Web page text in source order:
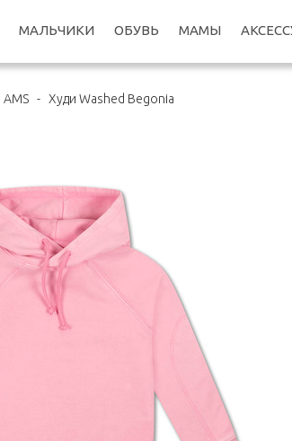
МАЛЬЧИКИ ОБУВЬ МАМЫ
AMS - Худи Washed Begonia